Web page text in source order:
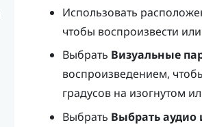
Использовать
чтобы воспроизвести
Выбрать Визуальные
воспроизведением,
градусов на изогнутом
Выбрать Выбрать аудио